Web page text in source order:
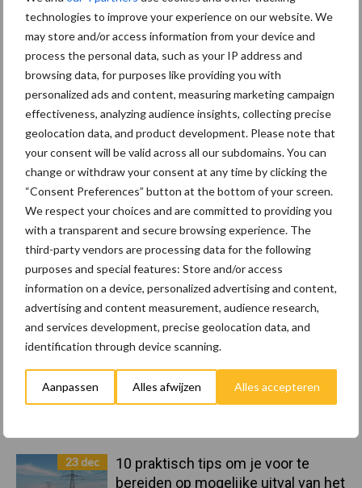
technologies to improve your experience on our website. We
may store and/or access information from your device and
process the personal data, such as your IP address and
browsing data, for purposes like providing you with
personalized ads and content, measuring marketing campaign
effectiveness, analyzing audience insights, collecting precise
geolocation data, and product development. Please note that
your consent will be valid across all our subdomains. You can
change or withdraw your consent at any time by clicking the
“Consent Preferences” button at the bottom of your screen.
We respect your choices and are committed to providing you
with a transparent and secure browsing experience. The
third-party vendors are processing data for the following
purposes and special features: Store and/or access
information on a device, personalized advertising and content,
advertising and content measurement, audience research,
and services development, precise geolocation data, and
identification through device scanning.
Aanpassen Alles afwijzen Alles accepteren
Primaire
Sidebar
Recent nieuws Partner nieuws
8 jan
Belastingdienst publiceert
Landelijke Landbouwnormen 2025
23 dec
10 praktisch tips om je voor te
bereiden op mogelijke uitval van het
Themapagina's
Wet en regelgeving Diergezondheid
Pluimveerechten Stikstof
Toon meer